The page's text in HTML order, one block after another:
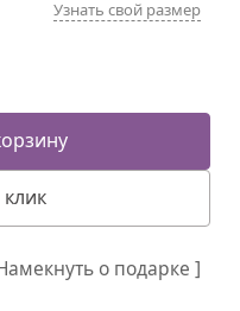
Узнать свой размер
о подарке ]